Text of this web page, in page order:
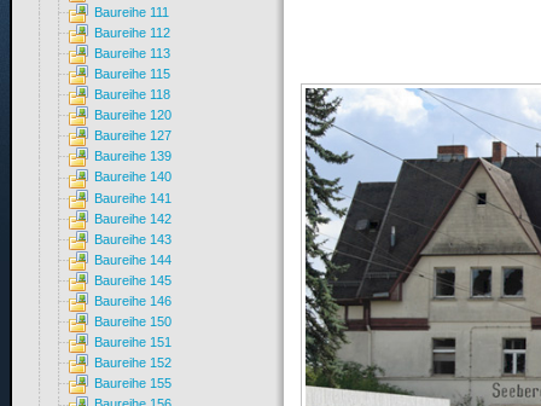
Baureihe 111
Baureihe 112
Baureihe 113
Baureihe 115
Baureihe 118
Baureihe 120
Baureihe 127
Baureihe 139
Baureihe 140
Baureihe 141
Baureihe 142
Baureihe 143
Baureihe 144
Baureihe 145
Baureihe 146
Baureihe 150
Baureihe 151
Baureihe 152
Baureihe 155